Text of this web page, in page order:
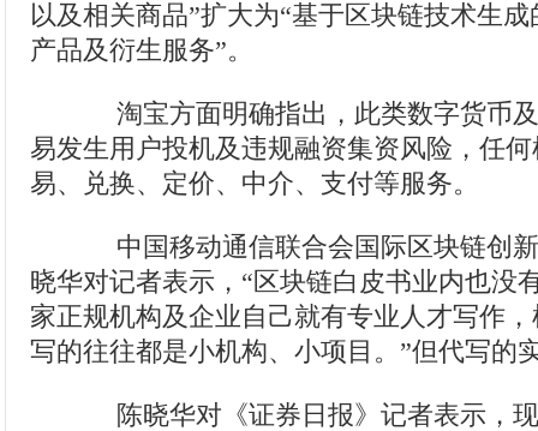
以及相关商品”扩大为“基于区块链技术生
产品及衍生服务”。
淘宝方面明确指出，此类数字货币及
易发生用户投机及违规融资集资风险，任
易、兑换、定价、中介、支付等服务。
中国移动通信联合会国际区块链创新
晓华对记者表示，“区块链白皮书业内也没
家正规机构及企业自己就有专业人才写作
写的往往都是小机构、小项目。”但代写的
陈晓华对《证券日报》记者表示，现